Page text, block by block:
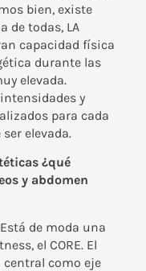
bien, existe
de todas, LA
capacidad física
durante las
elevada.
y
para cada
elevada.
¿qué
y abdomen
de moda una
el CORE. El
como eje